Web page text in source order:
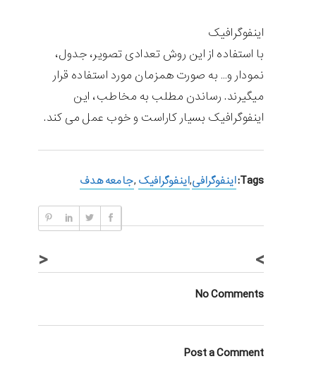
اینفوگرافیک
با استفاده از این روش تعدادی تصویر، جدول،
نمودار و… به صورت همزمان مورد استفاده قرار
میگیرند. رساندن مطلب به مخاطب، این
اینفوگرافیک بسیار کاراست و خوب عمل می کند.
Tags: اینفوگرافی,اینفوگرافیک ,جامعه هدف
< >
No Comments
Post a Comment